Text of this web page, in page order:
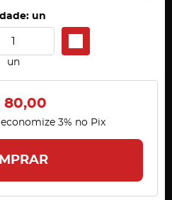
un
un
80,00
economize 3% no Pix